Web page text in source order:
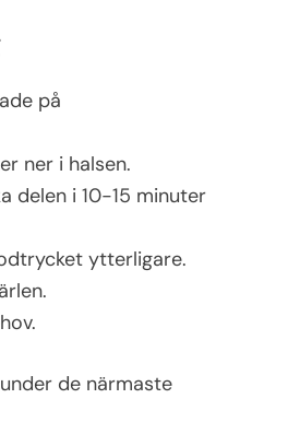
på
ner i halsen.
delen i 10-15 minuter
ytterligare.
de närmaste